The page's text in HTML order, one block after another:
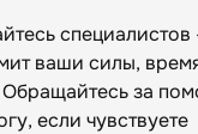
специалистов
ваши силы,
Обращайтесь за
если чувствуете